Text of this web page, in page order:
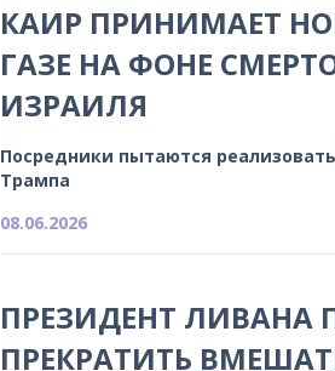
КАИР ПРИНИМАЕТ
ГАЗЕ НА ФОНЕ
ИЗРАИЛЯ
Посредники пытаются
Трампа
08.06.2026
ПРЕЗИДЕНТ ЛИВАНА
ПРЕКРАТИТЬ